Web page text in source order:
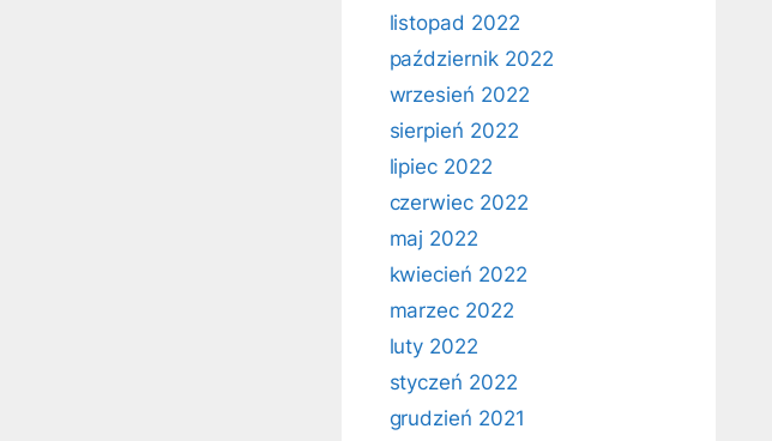
listopad 2022
październik 2022
wrzesień 2022
sierpień 2022
lipiec 2022
czerwiec 2022
maj 2022
kwiecień 2022
marzec 2022
luty 2022
styczeń 2022
grudzień 2021